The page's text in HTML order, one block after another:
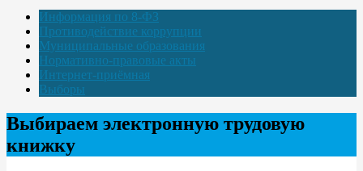
Информация по 8-ФЗ
Противодействие коррупции
Муниципальные образования
Нормативно-правовые акты
Интернет-приёмная
Выборы
Выбираем электронную трудовую
книжку